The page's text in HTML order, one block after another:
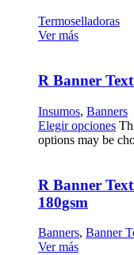
Termoselladoras
Ver más
R Banner
Insumos, Banners
Elegir opciones
options may be
R Banner
180gsm
Banners, Banner
Ver más